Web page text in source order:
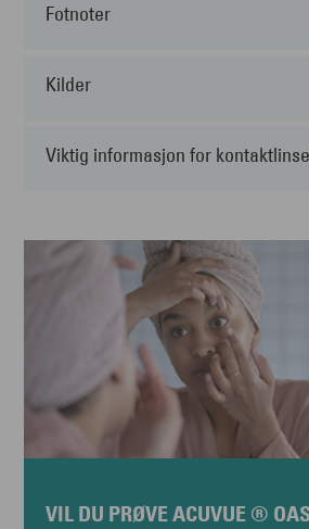
Fotnoter
Kilder
Viktig informasjon for
VIL DU PRØVE ACUVUE ®